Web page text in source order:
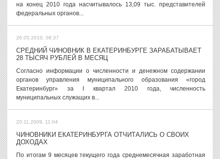
на конец 2010 года насчитывалось 13,09 тыс. представителей
федеральных органов...
26.05.2010, 08:37
СРЕДНИЙ ЧИНОВНИК В ЕКАТЕРИНБУРГЕ ЗАРАБАТЫВАЕТ
28 ТЫСЯЧ РУБЛЕЙ В МЕСЯЦ
Согласно информации о численности и денежном содержании
органов управления муниципального образования «город
Екатеринбург» за I квартал 2010 года, численность
муниципальных служащих в...
20.11.2009, 11:04
ЧИНОВНИКИ ЕКАТЕРИНБУРГА ОТЧИТАЛИСЬ О СВОИХ
ДОХОДАХ
По итогам 9 месяцев текущего года среднемесячная заработная